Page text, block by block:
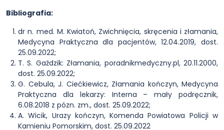
Bibliografia:
dr n. med. M. Kwiatoń, Zwichnięcia, skręcenia i złamania,
Medycyna Praktyczna dla pacjentów, 12.04.2019, dost.
25.09.2022;
T. S. Gaździk: Złamania, poradnikmedyczny.pl, 20.11.2000,
dost. 25.09.2022;
G. Cebula, J. Ciećkiewicz, Złamania kończyn, Medycyna
Praktyczna dla lekarzy: Interna – mały podręcznik,
6.08.2018 z pózn. zm., dost. 25.09.2022;
A. Wicik, Urazy kończyn, Komenda Powiatowa Policji w
Kamieniu Pomorskim, dost. 25.09.2022